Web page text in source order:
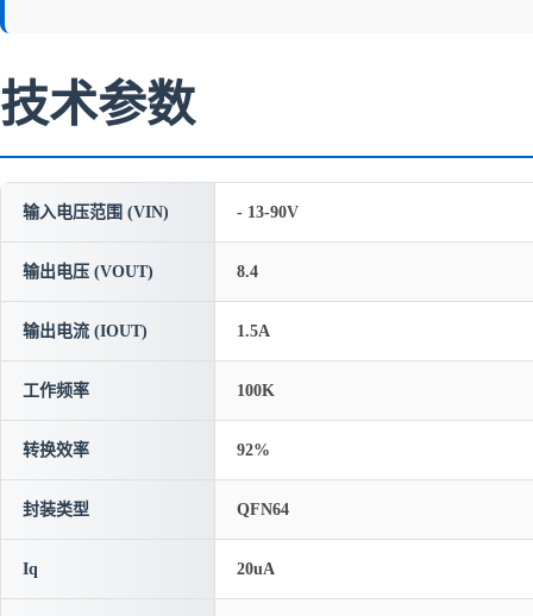
技术参数
输入电压范围 (VIN) - 13-90V
输出电压 (VOUT) 8.4
输出电流 (IOUT) 1.5A
工作频率 100K
转换效率 92%
封装类型 QFN64
Iq 20uA